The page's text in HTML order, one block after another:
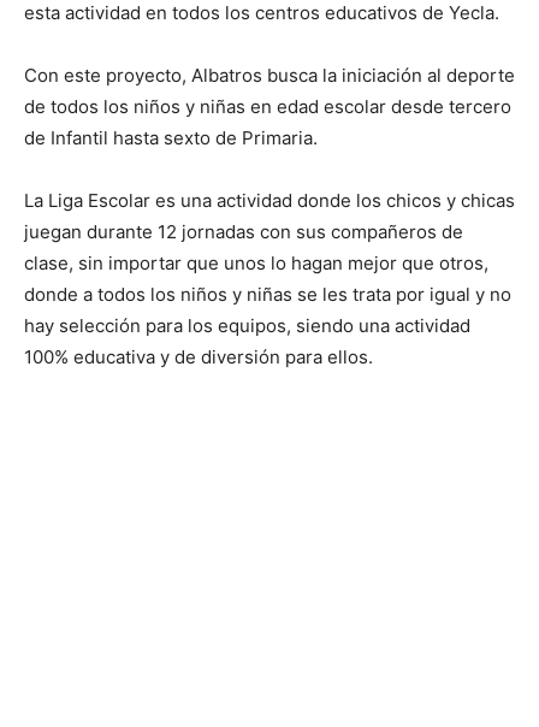
esta actividad en todos los centros educativos de Yecla.
Con este proyecto, Albatros busca la iniciación al deporte
de todos los niños y niñas en edad escolar desde tercero
de Infantil hasta sexto de Primaria.
La Liga Escolar es una actividad donde los chicos y chicas
juegan durante 12 jornadas con sus compañeros de
clase, sin importar que unos lo hagan mejor que otros,
donde a todos los niños y niñas se les trata por igual y no
hay selección para los equipos, siendo una actividad
100% educativa y de diversión para ellos.